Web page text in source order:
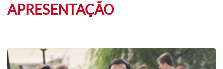
APRESENTAÇÃO